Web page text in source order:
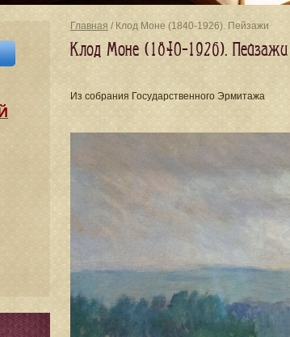
Главная / Клод Моне (1840-1926). Пейзажи
Клод Моне (1840-1926). Пейзажи
Из собрания Государственного Эрмитажа